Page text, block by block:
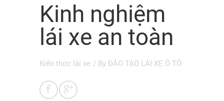
Kinh nghiệm
lái xe an toàn
Kiến thức lái xe / By ĐÀO TẠO LÁI XE Ô TÔ